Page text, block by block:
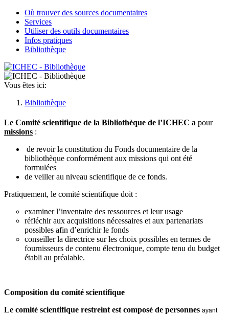
Où trouver des sources documentaires
Services
Utiliser des outils documentaires
Infos pratiques
Bibliothèque
Vous êtes ici:
Bibliothèque
Le Comité scientifique de la Bibliothèque de l’ICHEC a pour
missions :
de revoir la constitution du Fonds documentaire de la
bibliothèque conformément aux missions qui ont été
formulées
de veiller au niveau scientifique de ce fonds.
Pratiquement, le comité scientifique doit :
examiner l’inventaire des ressources et leur usage
réfléchir aux acquisitions nécessaires et aux partenariats
possibles afin d’enrichir le fonds
conseiller la directrice sur les choix possibles en termes de
fournisseurs de contenu électronique, compte tenu du budget
établi au préalable.
Composition du comité scientifique
Le comité scientifique restreint est composé de personnes ayant